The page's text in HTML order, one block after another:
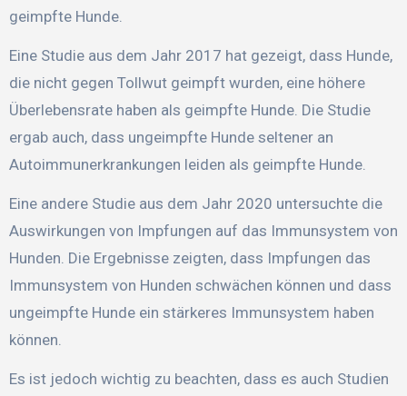
geimpfte Hunde.
Eine Studie aus dem Jahr 2017 hat gezeigt, dass Hunde,
die nicht gegen Tollwut geimpft wurden, eine höhere
Überlebensrate haben als geimpfte Hunde. Die Studie
ergab auch, dass ungeimpfte Hunde seltener an
Autoimmunerkrankungen leiden als geimpfte Hunde.
Eine andere Studie aus dem Jahr 2020 untersuchte die
Auswirkungen von Impfungen auf das Immunsystem von
Hunden. Die Ergebnisse zeigten, dass Impfungen das
Immunsystem von Hunden schwächen können und dass
ungeimpfte Hunde ein stärkeres Immunsystem haben
können.
Es ist jedoch wichtig zu beachten, dass es auch Studien